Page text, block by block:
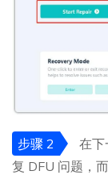
步骤 2
在下
复 DFU 问题，